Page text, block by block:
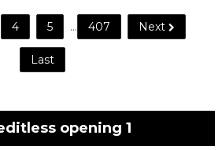
4 5 ... 407 Next
Last
opening 1